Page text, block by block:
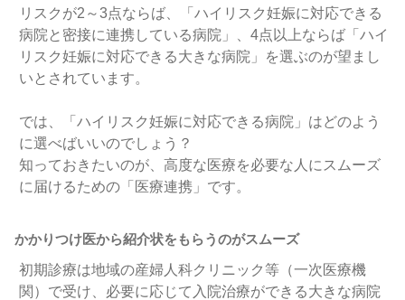
リスクが2～3点ならば、「ハイリスク妊娠に対応できる
病院と密接に連携している病院」、4点以上ならば「ハイ
リスク妊娠に対応できる大きな病院」を選ぶのが望まし
いとされています。
では、「ハイリスク妊娠に対応できる病院」はどのよう
に選べばいいのでしょう？
知っておきたいのが、高度な医療を必要な人にスムーズ
に届けるための「医療連携」です。
かかりつけ医から紹介状をもらうのがスムーズ
初期診療は地域の産婦人科クリニック等（一次医療機
関）で受け、必要に応じて入院治療ができる大きな病院